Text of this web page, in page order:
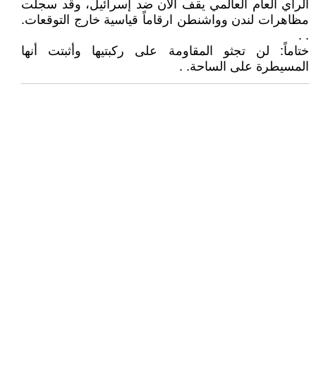
الرأي العام العالمي يقف الآن ضد إسرائيل، وقد سجلت
مظاهرات لندن وواشنطن ارقاماً قياسية خارج التوقعات.
. .
ختاماً: لن تجثو المقاومة على ركبتيها وأثبتت أنها
المسيطرة على الساحة. .